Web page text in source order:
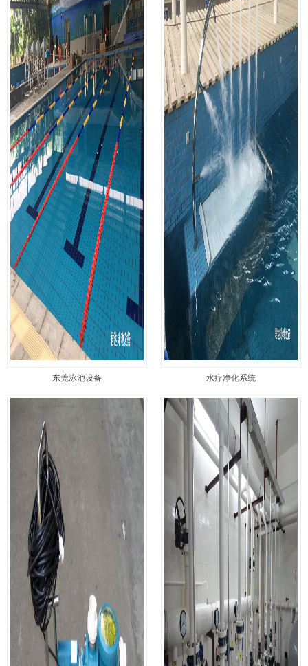
东莞泳池设备 水疗净化系统